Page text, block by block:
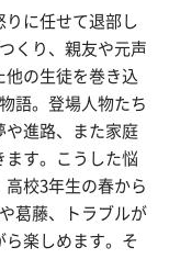
りに任せて退部し
くり、親友や元声
他の生徒を巻き込
語。登場人物たち
や進路、また家庭
ます。こうした悩
校3年生の春から
葛藤、トラブルが
楽しめます。そ